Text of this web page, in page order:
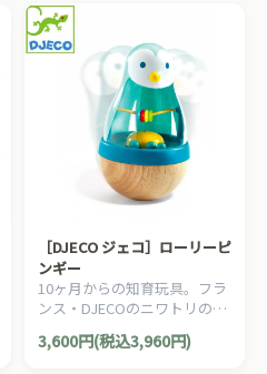
［DJECO ジェコ］ローリーピ
ンギー
10ヶ月からの知育玩具。フラ
ンス・DJECOのニワトリの起
き上がりこぼしです。ペンギ
ンさんの中のビーズがコロコ
3,600円(税込3,960円)